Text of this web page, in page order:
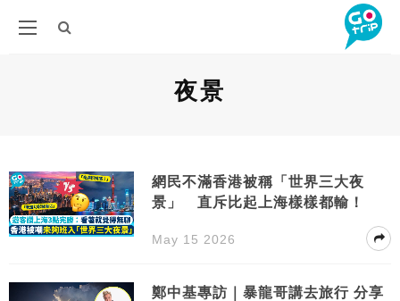
夜景
網民不滿香港被稱「世界三大夜
景」 直斥比起上海樣樣都輸！
May 15 2026
鄭中基專訪｜暴龍哥講去旅行 分享